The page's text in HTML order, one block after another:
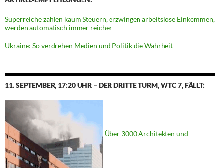
Superreiche zahlen kaum Steuern, erzwingen arbeitslose Einkommen,
werden automatisch immer reicher
Ukraine: So verdrehen Medien und Politik die Wahrheit
11. SEPTEMBER, 17:20 UHR – DER DRITTE TURM, WTC 7, FÄLLT:
Über 3000 Architekten und